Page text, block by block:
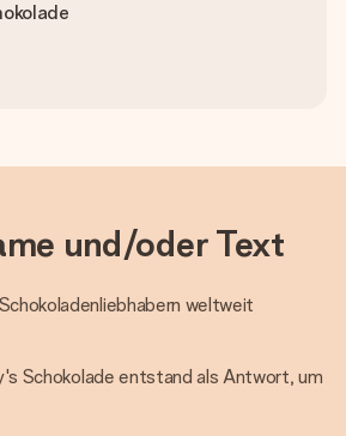
und/oder Text
weltweit
Schokolade entstand als Antwort, um